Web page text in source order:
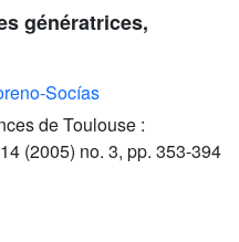
génératrices,
Socías
de Toulouse :
(2005) no. 3, pp. 353-394